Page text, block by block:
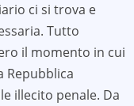
ci si trova e
Tutto
il momento in cui
Repubblica
illecito penale. Da